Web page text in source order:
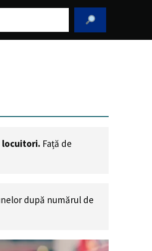
locuitori. Față de
după numărul de